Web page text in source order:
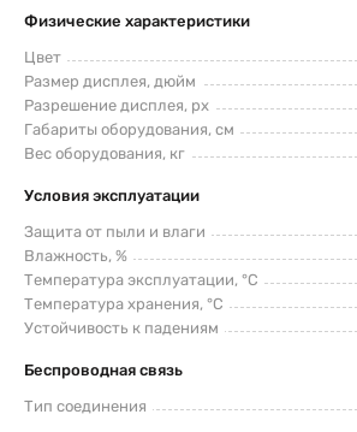
Физические характеристики
Цвет
Размер дисплея, дюйм
Разрешение дисплея, px
Габариты оборудования, см
Вес оборудования, кг
Условия эксплуатации
Защита от пыли и влаги
Влажность, %
Температура эксплуатации, °C
Температура хранения, °C
Устойчивость к падениям
Беспроводная связь
Тип соединения